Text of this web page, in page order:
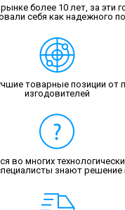
более 10 лет, за эти
себя как надежного
товарные позиции от
изгодовителей
во многих
знают решение